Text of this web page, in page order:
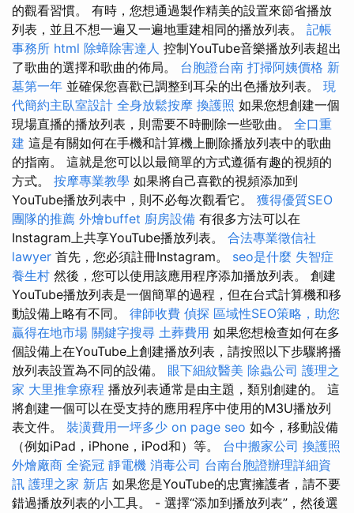
的觀看習慣。 有時，您想通過製作精美的設置來節省播放
列表，並且不想一遍又一遍地重建相同的播放列表。 記帳
事務所 html 除蟑除害達人 控制YouTube音樂播放列表超出
了歌曲的選擇和歌曲的佈局。 台胞證台南 打掃阿姨價格 新
墓第一年 並確保您喜歡已調整到耳朵的出色播放列表。 現
代簡約主臥室設計 全身放鬆按摩 換護照 如果您想創建一個
現場直播的播放列表，則需要不時刪除一些歌曲。 全口重
建 這是有關如何在手機和計算機上刪除播放列表中的歌曲
的指南。 這就是您可以以最簡單的方式遵循有趣的視頻的
方式。 按摩專業教學 如果將自己喜歡的視頻添加到
YouTube播放列表中，則不必每次觀看它。 獲得優質SEO
團隊的推薦 外燴buffet 廚房設備 有很多方法可以在
Instagram上共享YouTube播放列表。 合法專業徵信社
lawyer 首先，您必須註冊Instagram。 seo是什麼 失智症
養生村 然後，您可以使用該應用程序添加播放列表。 創建
YouTube播放列表是一個簡單的過程，但在台式計算機和移
動設備上略有不同。 律師收費 偵探 區域性SEO策略，助您
贏得在地市場 關鍵字搜尋 土葬費用 如果您想檢查如何在多
個設備上在YouTube上創建播放列表，請按照以下步驟將播
放列表設置為不同的設備。 眼下細紋醫美 除蟲公司 護理之
家 大里推拿療程 播放列表通常是由主題，類別創建的。 這
將創建一個可以在受支持的應用程序中使用的M3U播放列
表文件。 裝潢費用一坪多少 on page seo 如今，移動設備
（例如iPad，iPhone，iPod和）等。 台中搬家公司 換護照
外燴廠商 全瓷冠 靜電機 消毒公司 台南台胞證辦理詳細資
訊 護理之家 新店 如果您是YouTube的忠實擁護者，請不要
錯過播放列表的小工具。 - 選擇“添加到播放列表”，然後選